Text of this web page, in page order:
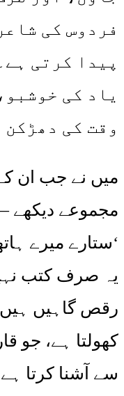
فردوس کی
پیدا کرتی
یاد کی
وقت کی دھڑکن
میں نے جب ان
مجموعے دیکھے —
‘ستارے میرے
یہ صرف کتب
رقص گاہیں
کھولتا ہے، جو
سے آشنا کرتا